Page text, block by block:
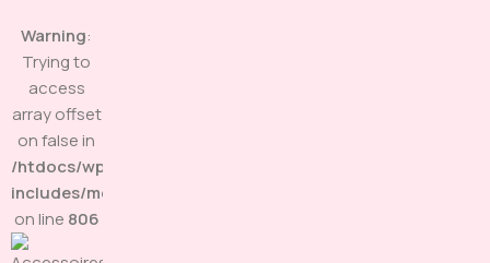
Warning:
Trying to
access
array offset
on false in
/htdocs/wp-
includes/media.php
on line 806